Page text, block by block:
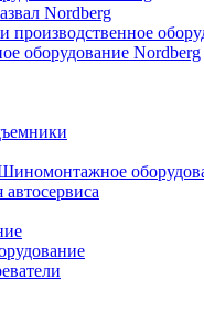
Nordberg
производственное
оборудование Nordberg